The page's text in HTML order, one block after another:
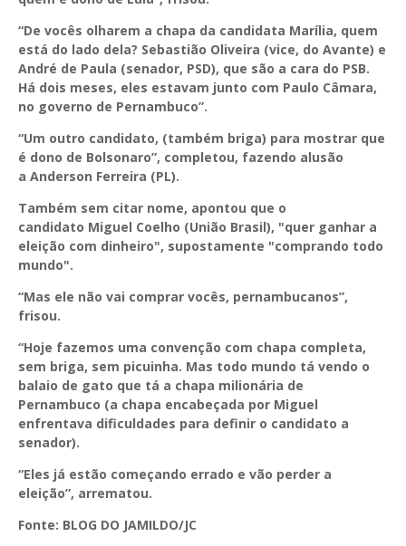
“De vocês olharem a chapa da candidata Marília, quem
está do lado dela? Sebastião Oliveira (vice, do Avante) e
André de Paula (senador, PSD), que são a cara do PSB.
Há dois meses, eles estavam junto com Paulo Câmara,
no governo de Pernambuco”.
“Um outro candidato, (também briga) para mostrar que
é dono de Bolsonaro”, completou, fazendo alusão
a Anderson Ferreira (PL).
Também sem citar nome, apontou que o
candidato Miguel Coelho (União Brasil), "quer ganhar a
eleição com dinheiro", supostamente "comprando todo
mundo".
“Mas ele não vai comprar vocês, pernambucanos”,
frisou.
“Hoje fazemos uma convenção com chapa completa,
sem briga, sem picuinha. Mas todo mundo tá vendo o
balaio de gato que tá a chapa milionária de
Pernambuco (a chapa encabeçada por Miguel
enfrentava dificuldades para definir o candidato a
senador).
“Eles já estão começando errado e vão perder a
eleição”, arrematou.
Fonte: BLOG DO JAMILDO/JC